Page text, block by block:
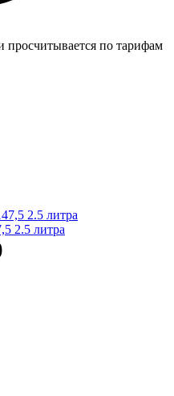
просчитывается по тарифам
2.5 литра